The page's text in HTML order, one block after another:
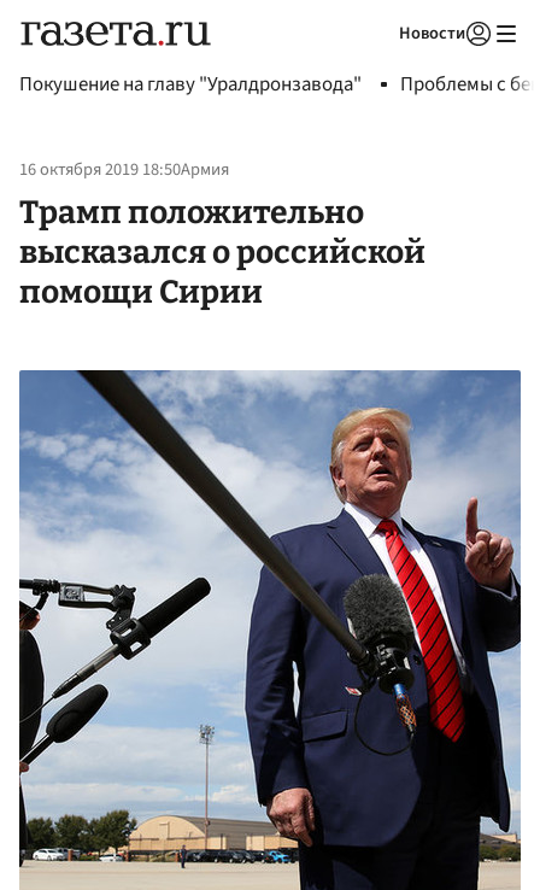
Новости
Покушение на главу "Уралдронзавода" Проблемы с
16 октября 2019 18:50Армия
Трамп положительно
высказался о российской
помощи Сирии